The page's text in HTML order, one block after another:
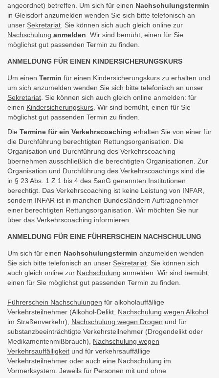
angeordnet) betreffen. Um sich für einen Nachschulungstermin
in Gleisdorf anzumelden wenden Sie sich bitte telefonisch an
unser Sekretariat . Sie können sich auch gleich online zur
Nachschulung anmelden . Wir sind bemüht, einen für Sie
möglichst gut passenden Termin zu finden.
ANMELDUNG FÜR EINEN KINDERSICHERUNGSKURS
Um einen Termin für einen Kindersicherungskurs zu erhalten und
um sich anzumelden wenden Sie sich bitte telefonisch an unser
Sekretariat . Sie können sich auch gleich online anmelden: für
einen Kindersicherungskurs . Wir sind bemüht, einen für Sie
möglichst gut passenden Termin zu finden.
Die Termine für ein Verkehrscoaching erhalten Sie von einer für
die Durchführung berechtigten Rettungsorganisation. Die
Organisation und Durchführung des Verkehrscoaching
übernehmen ausschließlich die berechtigten Organisationen. Zur
Organisation und Durchführung des Verkehrscoachings sind die
in § 23 Abs. 1 Z 1 bis 4 des SanG genannten Institutionen
berechtigt. Das Verkehrscoaching ist keine Leistung von INFAR,
sondern INFAR ist in manchen Bundesländern Auftragnehmer
einer berechtigten Rettungsorganisation. Wir möchten Sie nur
über das Verkehrscoaching informieren.
ANMELDUNG FÜR EINE FÜHRERSCHEIN NACHSCHULUNG
Um sich für einen Nachschulungstermin anzumelden wenden
Sie sich bitte telefonisch an unser Sekretariat . Sie können sich
auch gleich online zur Nachschulung anmelden. Wir sind bemüht,
einen für Sie möglichst gut passenden Termin zu finden.
Führerschein Nachschulungen für alkoholauffällige
Verkehrsteilnehmer (Alkohol-Delikt, Nachschulung wegen Alkohol
im Straßenverkehr), Nachschulung wegen Drogen und für
substanzbeeinträchtigte Verkehrsteilnehmer (Drogendelikt oder
Medikamentenmißbrauch), Nachschulung wegen
Verkehrsauffälligkeit und für verkehrsauffällige
Verkehrsteilnehmer oder auch eine Nachschulung im
Vormerksystem. Jeweils für Personen mit und ohne